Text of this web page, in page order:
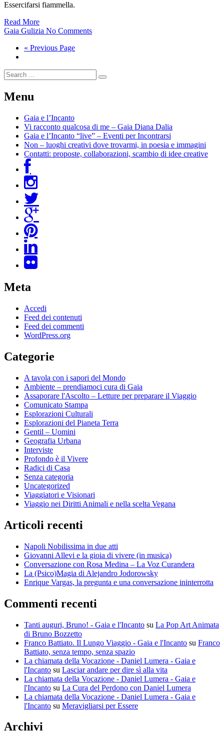
Essercifarsi fiammella.
Read More
Gaia Gulizia No Comments
« Previous Page
Menu
Gaia e l’Incanto
Vi racconto qualcosa di me – Gaia Diana Dalia
Gaia e l’Incanto “live” – Eventi per Incontrarsi
Non – luoghi creativi dove trovarmi, in poesia e immagini
Contatti: proposte, collaborazioni, scambio di idee creative
Meta
Accedi
Feed dei contenuti
Feed dei commenti
WordPress.org
Categorie
A tavola con i sapori del Mondo
Ambiente – prendiamoci cura di Gaia
Assaporare l'Ascolto – Letture per preparare il Viaggio
Comunicato Stampa
Esplorazioni Culturali
Esplorazioni del Pianeta Terra
Gentil – Uomini
Geografia Urbana
Interviste
Profondo è il Vivere
Radici di Casa
Senza categoria
Uncategorized
Viaggiatori e Visionari
Viaggio nei Diritti Animali e nella scelta Vegana
Articoli recenti
Napoli Nobilissima in due atti
Giovanni Allevi e la gioia di vivere (in musica)
Conversazione con Rosa Medina – La Voz Curandera
La (Psico)Magia di Alejandro Jodorowsky
Enrique Vargas, la pregunta e una conversazione ininterrotta
Commenti recenti
Tanti auguri, Bruno! - Gaia e l'Incanto su La Pop Art Animata
di Bruno Bozzetto
Franco Battiato. Il Lungo Viaggio - Gaia e l'Incanto su Franco
Battiato, senza tempo, senza spazio
La chiamata della Vocazione - Daniel Lumera - Gaia e
l'Incanto su Lasciar andare per dire sì alla vita
La chiamata della Vocazione - Daniel Lumera - Gaia e
l'Incanto su La Cura del Perdono con Daniel Lumera
La chiamata della Vocazione - Daniel Lumera - Gaia e
l'Incanto su Meravigliarsi per Essere
Archivi